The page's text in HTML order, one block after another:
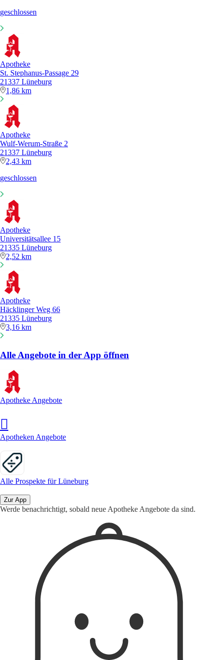
geschlossen
Apotheke
St. Stephanus-Passage 29
21337 Lüneburg
1,86 km
Apotheke
Wulf-Werum-Straße 2
21337 Lüneburg
2,43 km
geschlossen
Apotheke
Universitätsallee 15
21335 Lüneburg
2,52 km
Apotheke
Häcklinger Weg 66
21335 Lüneburg
3,16 km
Alle Angebote in der App öffnen
Apotheke Angebote
Apotheken Angebote
Alle Prospekte für Lüneburg
Zur App
Werde benachrichtigt, sobald neue Apotheke Angebote da sind.